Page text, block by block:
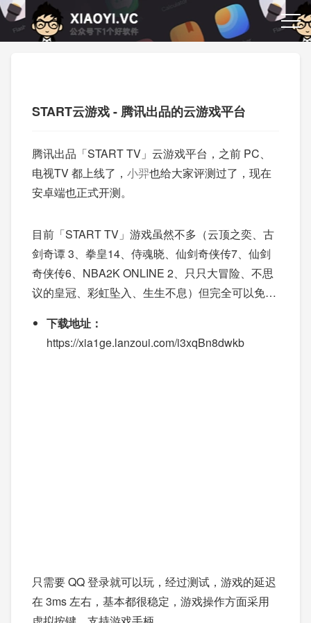
START云游戏 - 腾讯出品的云游戏平台
腾讯出品「START TV」云游戏平台，之前 PC、
电视TV 都上线了， 小羿也给大家评测过了，现在
安卓端也正式开测。
目前「START TV」游戏虽然不多（云顶之奕、古
剑奇谭 3、拳皇14、侍魂晓、仙剑奇侠传7、仙剑
奇侠传6、NBA2K ONLINE 2、只只大冒险、不思
议的皇冠、彩虹坠入、生生不息）但完全可以免费
下载地址：
https://xia1ge.lanzoui.com/i3xqBn8dwkb
只需要 QQ 登录就可以玩，经过测试，游戏的延迟
在 3ms 左右，基本都很稳定，游戏操作方面采用